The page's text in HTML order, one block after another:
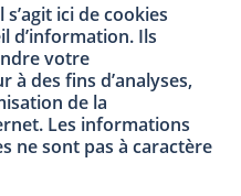
ici de cookies
d’information. Ils
votre
des fins d’analyses,
de la
Les informations
ne sont pas à caractère